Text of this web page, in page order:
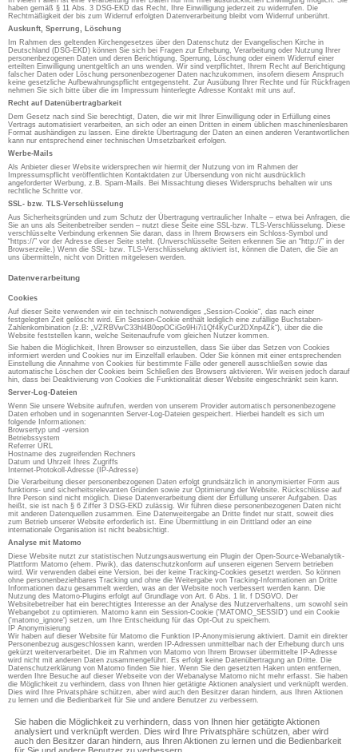
haben gemäß § 11 Abs. 3 DSG-EKD das Recht, Ihre Einwilligung jederzeit zu widerrufen. Die
Rechtmäßigkeit der bis zum Widerruf erfolgten Datenverarbeitung bleibt vom Widerruf unberührt.
Auskunft, Sperrung, Löschung
Im Rahmen des geltenden Kirchengesetzes über den Datenschutz der Evangelischen Kirche in
Deutschland (DSG-EKD) können Sie sich bei Fragen zur Erhebung, Verarbeitung oder Nutzung Ihrer
personenbezogenen Daten und deren Berichtigung, Sperrung, Löschung oder einem Widerruf einer
erteilten Einwilligung unentgeltlich an uns wenden. Wir sind verpflichtet, Ihrem Recht auf Berichtigung
falscher Daten oder Löschung personenbezogener Daten nachzukommen, insofern diesem Anspruch
keine gesetzliche Aufbewahrungspflicht entgegensteht. Zur Ausübung Ihrer Rechte und für Rückfragen
nehmen Sie sich bitte über die im Impressum hinterlegte Adresse Kontakt mit uns auf.
Recht auf Datenübertragbarkeit
Dem Gesetz nach sind Sie berechtigt, Daten, die wir mit Ihrer Einwilligung oder in Erfüllung eines
Vertrags automatisiert verarbeiten, an sich oder an einen Dritten in einem üblichen maschinenlesbaren
Format aushändigen zu lassen. Eine direkte Übertragung der Daten an einen anderen Verantwortlichen
kann nur entsprechend einer technischen Umsetzbarkeit erfolgen.
Werbe-Mails
Als Anbieter dieser Website widersprechen wir hiermit der Nutzung von im Rahmen der
Impressumspflicht veröffentlichten Kontaktdaten zur Übersendung von nicht ausdrücklich
angeforderter Werbung, z.B. Spam-Mails. Bei Missachtung dieses Widerspruchs behalten wir uns
rechtliche Schritte vor.
SSL- bzw. TLS-Verschlüsselung
Aus Sicherheitsgründen und zum Schutz der Übertragung vertraulicher Inhalte – etwa bei Anfragen, die
Sie an uns als Seitenbetreiber senden – nutzt diese Seite eine SSL-bzw. TLS-Verschlüsselung. Diese
verschlüsselte Verbindung erkennen Sie daran, dass in Ihrem Browsers ein Schloss-Symbol und
“https://” vor der Adresse dieser Seite steht. (Unverschlüsselte Seiten erkennen Sie an “http://” in der
Browserzeile.) Wenn die SSL- bzw. TLS-Verschlüsselung aktiviert ist, können die Daten, die Sie an
uns übermitteln, nicht von Dritten mitgelesen werden.
Datenverarbeitung
Cookies
Auf dieser Seite verwenden wir ein technisch notwendiges „Session-Cookie“, das nach einer
festgelegten Zeit gelöscht wird. Ein Session-Cookie enthält lediglich eine zufällige Buchstaben-
Zahlenkombination (z.B: „VZRBVwC33hl4B0opOCiGo9Hi7i1Qf4KyCur2DXnp4Zk“), über die die
Website feststellen kann, welche Seitenaufrufe vom gleichen Nutzer kommen.
Sie haben die Möglichkeit, Ihren Browser so einzustellen, dass Sie über das Setzen von Cookies
informiert werden und Cookies nur im Einzelfall erlauben. Oder Sie können mit einer entsprechenden
Einstellung die Annahme von Cookies für bestimmte Fälle oder generell ausschließen sowie das
automatische Löschen der Cookies beim Schließen des Browsers aktivieren. Wir weisen jedoch darauf
hin, dass bei Deaktivierung von Cookies die Funktionalität dieser Website eingeschränkt sein kann.
Server-Log-Dateien
Wenn Sie unsere Website aufrufen, werden von unserem Provider automatisch personenbezogene
Daten erhoben und in sogenannten Server-Log-Dateien gespeichert. Hierbei handelt es sich um
folgende Informationen:
Browsertyp und -version
Betriebssystem
Referrer URL
Hostname des zugreifenden Rechners
Datum und Uhrzeit Ihres Zugriffs
Internet-Protokoll-Adresse (IP-Adresse)
Die Verarbeitung dieser personenbezogenen Daten erfolgt grundsätzlich in anonymisierter Form aus
funktions- und sicherheitsrelevanten Gründen sowie zur Optimierung der Website. Rückschlüsse auf
Ihre Person sind nicht möglich. Diese Datenverarbeitung dient der Erfüllung unserer Aufgaben. Das
heißt, sie ist nach § 6 Ziffer 3 DSG-EKD zulässig. Wir führen diese personenbezogenen Daten nicht
mit anderen Datenquellen zusammen. Eine Datenweitergabe an Dritte findet nur statt, soweit dies
zum Betrieb unserer Website erforderlich ist. Eine Übermittlung in ein Drittland oder an eine
internationale Organisation ist nicht beabsichtigt.
Analyse mit Matomo
Diese Website nutzt zur statistischen Nutzungsauswertung ein Plugin der Open-Source-Webanalytik-
Plattform Matomo (ehem. Piwik), das datenschutzkonform auf unseren eigenen Servern betrieben
wird. Wir verwenden dabei eine Version, bei der keine Tracking-Cookies gesetzt werden. So können
ohne personenbeziehbares Tracking und ohne die Weitergabe von Tracking-Informationen an Dritte
Informationen dazu gesammelt werden, was an der Website noch verbessert werden kann. Die
Nutzung des Matomo-Plugins erfolgt auf Grundlage von Art. 6 Abs. 1 lit. f DSGVO. Der
Websitebetreiber hat ein berechtigtes Interesse an der Analyse des Nutzerverhaltens, um sowohl sein
Webangebot zu optimieren. Matomo kann ein Session-Cookie ('MATOMO_SESSID') und ein Cookie
('matomo_ignore') setzen, um Ihre Entscheidung für das Opt-Out zu speichern.
IP Anonymisierung
Wir haben auf dieser Website für Matomo die Funktion IP-Anonymisierung aktiviert. Damit ein direkter
Personenbezug ausgeschlossen kann, werden IP-Adressen unmittelbar nach der Erhebung durch uns
gekürzt weiterverarbeitet. Die im Rahmen von Matomo von Ihrem Browser übermittelte IP-Adresse
wird nicht mit anderen Daten zusammengeführt. Es erfolgt keine Datenübertragung an Dritte. Die
Datenschutzerklärung von Matomo finden Sie hier. Wenn Sie den gesetzten Haken unten entfernen,
werden Ihre Besuche auf dieser Webseite von der Webanalyse Matomo nicht mehr erfasst. Sie haben
die Möglichkeit zu verhindern, dass von Ihnen hier getätigte Aktionen analysiert und verknüpft werden.
Dies wird Ihre Privatsphäre schützen, aber wird auch den Besitzer daran hindern, aus Ihren Aktionen
zu lernen und die Bedienbarkeit für Sie und andere Benutzer zu verbessern.